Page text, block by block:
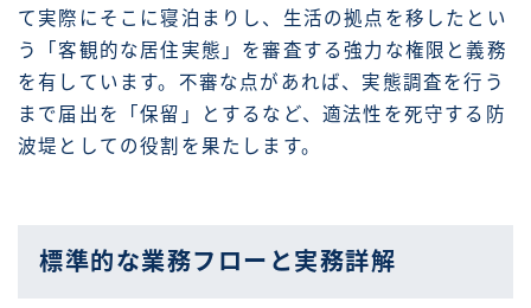
て実際にそこに寝泊まりし、生活の拠点を移したとい
う「客観的な居住実態」を審査する強力な権限と義務
を有しています。不審な点があれば、実態調査を行う
まで届出を「保留」とするなど、適法性を死守する防
波堤としての役割を果たします。
標準的な業務フローと実務詳解